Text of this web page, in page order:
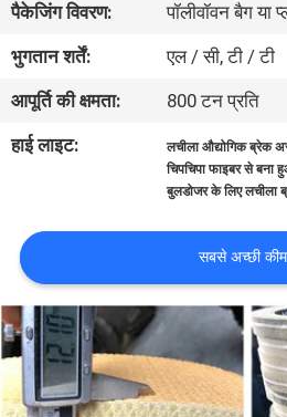
गुणवत्ता
नियंत्रण
संपर्क
एक
उद्धरण
की
विनती
करे
पैकेजिंग विवरण:
पॉलीवॉवन बैग या
भुगतान शर्तें:
एल / सी, टी / टी
आपूर्ति की क्षमता:
800 टन प्रति
हाई लाइट:
लचीला औद्योगिक ब्रेक
चिपचिपा फाइबर से
बुलडोजर के लिए लचीला
सबसे अच्छी